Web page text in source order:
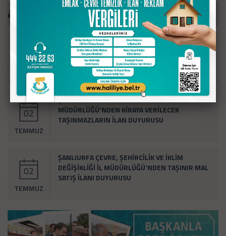
28
TEMMUZ
ŞANLIURFA ÇEVRE, ŞEHİRCİLİK VE İKLİM
DEĞİŞİKLİĞİ İL MÜDÜRLÜĞÜ'NÜN TAŞINIRMAL
SATIŞ (HURDA ARAÇ VE MALZEME) DUYURUSU
02
TEMMUZ
ŞANLIURFA VAKIFLAR BÖLGE
MÜDÜRLÜĞÜ'NDEN KİRAYA VERİLECEK
TAŞINMAZLARIN İLAN DUYURUSU
02
TEMMUZ
ŞANLIURFA ÇEVRE, ŞEHİRCİLİK VE İKLİM
DEĞİŞİKLİĞİ İL MÜDÜRLÜĞÜ'NDEN TAŞINIR MAL
SATIŞ İLANI DUYURUSU